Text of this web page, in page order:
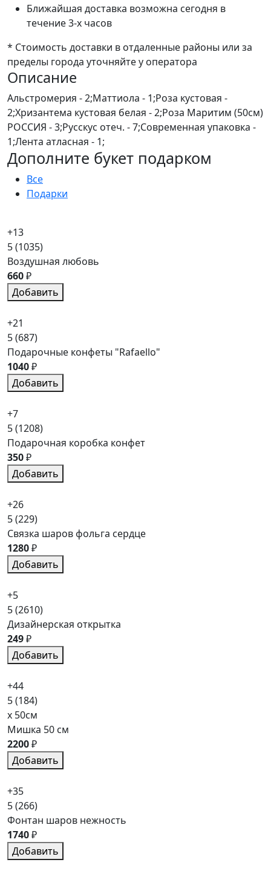
Ближайшая доставка возможна сегодня в
течение 3-х часов
* Стоимость доставки в отдаленные районы или за
пределы города уточняйте у оператора
Описание
Альстромерия - 2;Маттиола - 1;Роза кустовая -
2;Хризантема кустовая белая - 2;Роза Маритим (50см)
РОССИЯ - 3;Русскус отеч. - 7;Современная упаковка -
1;Лента атласная - 1;
Дополните букет подарком
Все
Подарки
+13
5(1035)
Воздушная любовь
660₽
Добавить
+21
5(687)
Подарочные конфеты "Rafaello"
1040₽
Добавить
+7
5(1208)
Подарочная коробка конфет
350₽
Добавить
+26
5(229)
Связка шаров фольга сердце
1280₽
Добавить
+5
5(2610)
Дизайнерская открытка
249₽
Добавить
+44
5(184)
x 50см
Мишка 50 см
2200₽
Добавить
+35
5(266)
Фонтан шаров нежность
1740₽
Добавить